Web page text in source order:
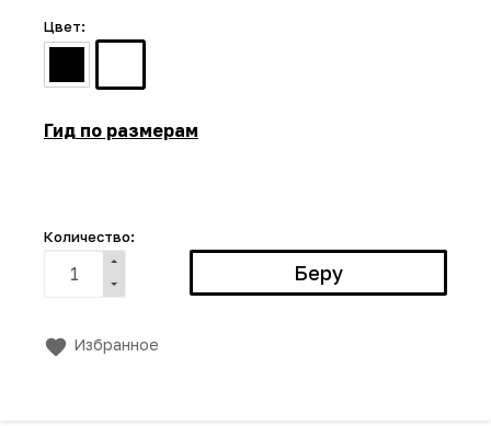
Цвет:
Гид по размерам
Количество:
Избранное